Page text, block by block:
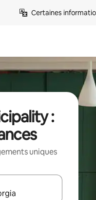
Certaines
:
uniques
les flèches vers le